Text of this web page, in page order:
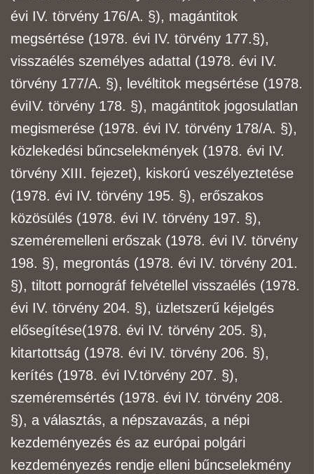
évi IV. törvény 176/A. §), magántitok
megsértése (1978. évi IV. törvény 177.§),
visszaélés személyes adattal (1978. évi IV.
törvény 177/A. §), levéltitok megsértése (1978.
éviIV. törvény 178. §), magántitok jogosulatlan
megismerése (1978. évi IV. törvény 178/A. §),
közlekedési bűncselekmények (1978. évi IV.
törvény XIII. fejezet), kiskorú veszélyeztetése
(1978. évi IV. törvény 195. §), erőszakos
közösülés (1978. évi IV. törvény 197. §),
szeméremelleni erőszak (1978. évi IV. törvény
198. §), megrontás (1978. évi IV. törvény 201.
§), tiltott pornográf felvétellel visszaélés (1978.
évi IV. törvény 204. §), üzletszerű kéjelgés
elősegítése(1978. évi IV. törvény 205. §),
kitartottság (1978. évi IV. törvény 206. §),
kerítés (1978. évi IV.törvény 207. §),
szeméremsértés (1978. évi IV. törvény 208.
§), a választás, a népszavazás, a népi
kezdeményezés és az európai polgári
kezdeményezés rendje elleni bűncselekmény